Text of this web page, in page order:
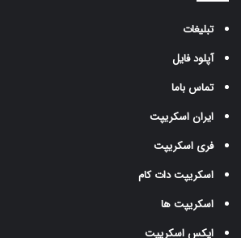
تبلیغات
آپلود فایل
تماس باما
ایران اسکریپت
فری اسکریپت
اسکریپت دات کام
اسکریپت ها
ایکس اسکریپت